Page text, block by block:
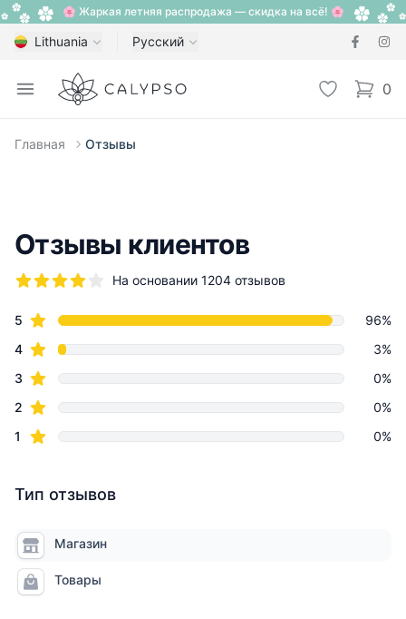
🌸 Жаркая летняя распродажа — скидка на всё! 🌸
Lithuania Русский
Open menu
Calypso Избранное
0
items
Главная Отзывы
Отзывы клиентов
На основании 1204 отзывов
Review data
5 star reviews
96%
4star reviews
3%
3 star reviews
0%
2 star reviews
0%
1 star reviews 0%
Тип отзывов
Магазин
Товары